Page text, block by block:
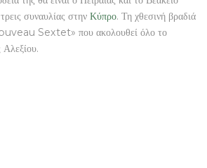
συναυλίας στην Κύπρο. Τη χθεσινή βραδιά
Sextet» που ακολουθεί όλο το
Αλεξίου.